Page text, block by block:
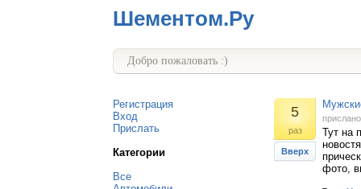
Шементом.Ру
Добро пожаловать :)
Регистрация
Вход
Прислать
Категории
Все
5
раз
Вверх
Тут на
фото,